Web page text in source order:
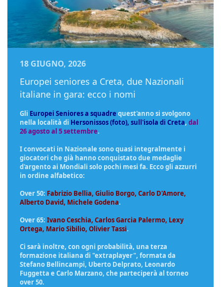
18 GIUGNO, 2026
Europei seniores a Creta, due Nazionali
italiane in gara: ecco i nomi
Gli Europei Seniores a squadre quest'anno si svolgono
nella località di Hersonissos (foto), sull'isola di Creta, dal
26 agosto al 5 settembre.
I convocati in Nazionale sono quasi integralmente i
giocatori che già hanno conquistato due medaglie
d'argento ai Mondiali solo pochi mesi fa. Ecco gli azzurri
in ordine alfabetico:
Over 50: Fabrizio Bellia, Giulio Borgo, Carlo D'Amore,
Alberto David, Michele Godena.
Over 65: Ivano Ceschia, Carlos Garcia Palermo, Lexy
Ortega, Mario Sibilio, Olivier Tassi.
Ci sarà inoltre, con ogni probabilità, una terza
formazione italiana di "extraplayer", formata da
Stefano Bellincampi, Uberto Delprato, Leonardo
Fuggetta e Carlo Marzano, che parteciperà al torneo
over 50.